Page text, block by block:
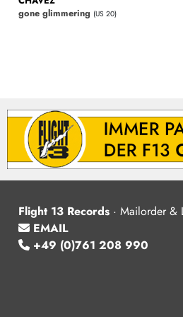
gone glimmering (US 20)
Flight 13 Records · Mailorder &
EMAIL
+49 (0)761 208 990